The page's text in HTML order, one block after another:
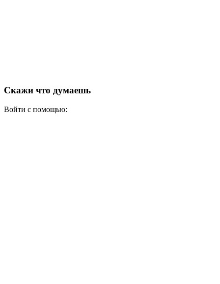
Скажи что думаешь
Войти с помощью: